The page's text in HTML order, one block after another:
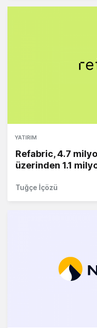
YATIRIM
Refabric, 4.7
üzerinden 1.1
Tuğçe İçözü